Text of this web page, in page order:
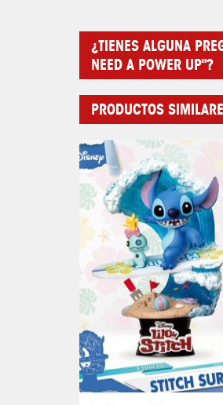
¿TIENES ALGUNA
NEED A POWER UP"?
PRODUCTOS